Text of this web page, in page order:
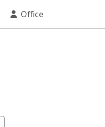
Office